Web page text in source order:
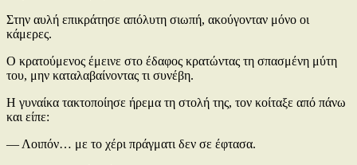
Στην αυλή επικράτησε απόλυτη σιωπή, ακούγονταν μόνο οι
κάμερες.
Ο κρατούμενος έμεινε στο έδαφος κρατώντας τη σπασμένη μύτη
του, μην καταλαβαίνοντας τι συνέβη.
Η γυναίκα τακτοποίησε ήρεμα τη στολή της, τον κοίταξε από πάνω
και είπε:
— Λοιπόν… με το χέρι πράγματι δεν σε έφτασα.